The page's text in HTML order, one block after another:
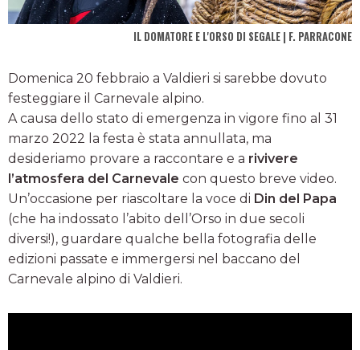
IL DOMATORE E L'ORSO DI SEGALE | F. PARRACONE
Domenica 20 febbraio a Valdieri si sarebbe dovuto
festeggiare il Carnevale alpino.
A causa dello stato di emergenza in vigore fino al 31
marzo 2022 la festa è stata annullata, ma
desideriamo provare a raccontare e a rivivere
l’atmosfera del Carnevale con questo breve video.
Un’occasione per riascoltare la voce di Din del Papa
(che ha indossato l’abito dell’Orso in due secoli
diversi!), guardare qualche bella fotografia delle
edizioni passate e immergersi nel baccano del
Carnevale alpino di Valdieri.